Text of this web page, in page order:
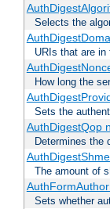
Selects the
URIs that are
How long the
Sets the
AuthDigestQop
Determines the
The amount of
Sets whether